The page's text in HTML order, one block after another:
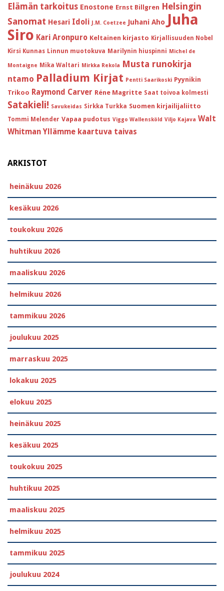
Elämän tarkoitus Enostone Ernst Billgren Helsingin
Sanomat Hesari Idoli J.M. Coetzee Juhani Aho Juha
Siro Kari Aronpuro Keltainen kirjasto Kirjallisuuden Nobel
Kirsi Kunnas Linnun muotokuva Marilynin hiuspinni Michel de
Montaigne Mika Waltari Mirkka Rekola Musta runokirja
ntamo Palladium Kirjat Pentti Saarikoski Pyynikin
Trikoo Raymond Carver Réne Magritte Saat toivoa kolmesti
Satakieli! Savukeidas Sirkka Turkka Suomen kirjailijaliitto
Tommi Melender Vapaa pudotus Viggo Wallensköld Viljo Kajava Walt
Whitman Yllämme kaartuva taivas
ARKISTOT
heinäkuu 2026
kesäkuu 2026
toukokuu 2026
huhtikuu 2026
maaliskuu 2026
helmikuu 2026
tammikuu 2026
joulukuu 2025
marraskuu 2025
lokakuu 2025
elokuu 2025
heinäkuu 2025
kesäkuu 2025
toukokuu 2025
huhtikuu 2025
maaliskuu 2025
helmikuu 2025
tammikuu 2025
joulukuu 2024